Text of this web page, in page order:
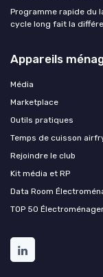
Programme rapide du
cycle long fait la
Appareils
Média
Marketplace
Outils pratiques
Temps de cuisson
Rejoindre le club
Kit média et RP
Data Room
TOP 50